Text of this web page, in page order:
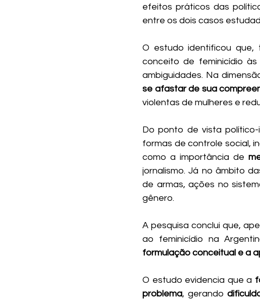
efeitos práticos das
entre os dois casos
O estudo identificou que,
conceito de feminicídio
ambiguidades. Na
se afastar de sua
violentas de mulheres e
Do ponto de vista
formas de controle social,
como a importância de
jornalismo. Já no âmbito
de armas, ações no
gênero.
A pesquisa conclui que,
ao feminicídio na
formulação conceitual e a
O estudo evidencia que a
problema, gerando